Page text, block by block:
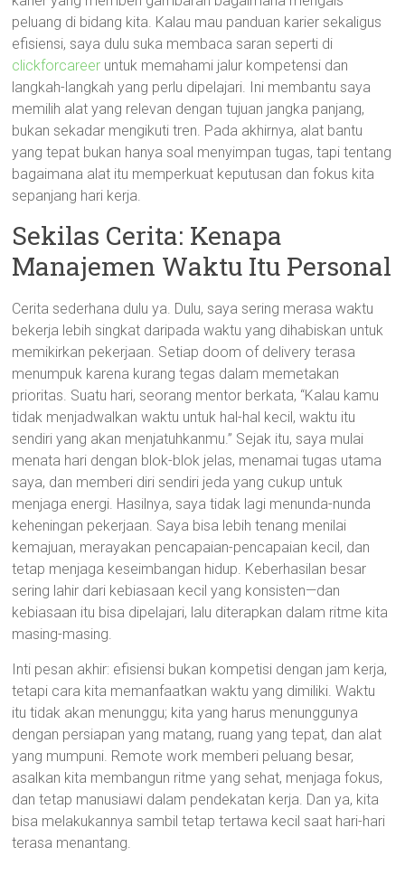
peluang di bidang kita. Kalau mau panduan karier sekaligus
efisiensi, saya dulu suka membaca saran seperti di
clickforcareer untuk memahami jalur kompetensi dan
langkah-langkah yang perlu dipelajari. Ini membantu saya
memilih alat yang relevan dengan tujuan jangka panjang,
bukan sekadar mengikuti tren. Pada akhirnya, alat bantu
yang tepat bukan hanya soal menyimpan tugas, tapi tentang
bagaimana alat itu memperkuat keputusan dan fokus kita
sepanjang hari kerja.
Sekilas Cerita: Kenapa
Manajemen Waktu Itu Personal
Cerita sederhana dulu ya. Dulu, saya sering merasa waktu
bekerja lebih singkat daripada waktu yang dihabiskan untuk
memikirkan pekerjaan. Setiap doom of delivery terasa
menumpuk karena kurang tegas dalam memetakan
prioritas. Suatu hari, seorang mentor berkata, “Kalau kamu
tidak menjadwalkan waktu untuk hal-hal kecil, waktu itu
sendiri yang akan menjatuhkanmu.” Sejak itu, saya mulai
menata hari dengan blok-blok jelas, menamai tugas utama
saya, dan memberi diri sendiri jeda yang cukup untuk
menjaga energi. Hasilnya, saya tidak lagi menunda-nunda
keheningan pekerjaan. Saya bisa lebih tenang menilai
kemajuan, merayakan pencapaian-pencapaian kecil, dan
tetap menjaga keseimbangan hidup. Keberhasilan besar
sering lahir dari kebiasaan kecil yang konsisten—dan
kebiasaan itu bisa dipelajari, lalu diterapkan dalam ritme kita
masing-masing.
Inti pesan akhir: efisiensi bukan kompetisi dengan jam kerja,
tetapi cara kita memanfaatkan waktu yang dimiliki. Waktu
itu tidak akan menunggu; kita yang harus menunggunya
dengan persiapan yang matang, ruang yang tepat, dan alat
yang mumpuni. Remote work memberi peluang besar,
asalkan kita membangun ritme yang sehat, menjaga fokus,
dan tetap manusiawi dalam pendekatan kerja. Dan ya, kita
bisa melakukannya sambil tetap tertawa kecil saat hari-hari
terasa menantang.